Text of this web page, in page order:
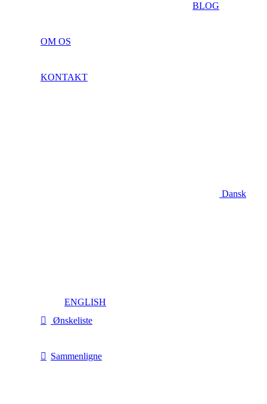
BLOG
OM OS
KONTAKT
Dansk
ENGLISH
Ønskeliste
Sammenligne